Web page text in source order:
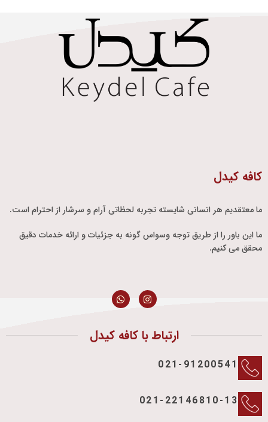
کافه کیدل
ما معتقدیم هر انسانی شایسته تجربه لحظاتی آرام و سرشار از احترام است.
ما این باور را از طریق توجه وسواس گونه به جزئیات و ارائه خدمات دقیق
محقق می کنیم.
ارتباط با کافه کیدل
021-91200541
021-22146810-13